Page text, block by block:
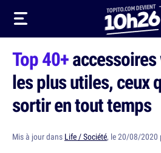
Top 40+
les plus utiles, ceux
sortir en tout temps
Mis à jour dans Life / Société, le 20/08/2020